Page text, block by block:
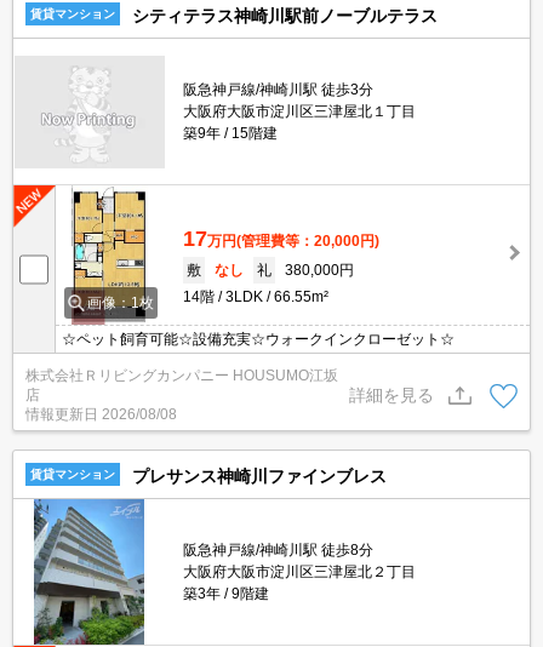
賃貸マンション シティテラス神崎川駅前ノーブルテラス
阪急神戸線/神崎川駅 徒歩3分
大阪府大阪市淀川区三津屋北１丁目
築9年
15階建
画像：1枚
17万円(管理費等：20,000円)
敷
なし 礼
380,000円
14階
3LDK 66.55m²
☆ペット飼育可能☆設備充実☆ウォークインクローゼット☆
株式会社Ｒリビングカンパニー HOUSUMO江坂
店
情報更新日 2026/08/08
詳細を見る
賃貸マンション プレサンス神崎川ファインブレス
阪急神戸線/神崎川駅 徒歩8分
大阪府大阪市淀川区三津屋北２丁目
築3年
9階建